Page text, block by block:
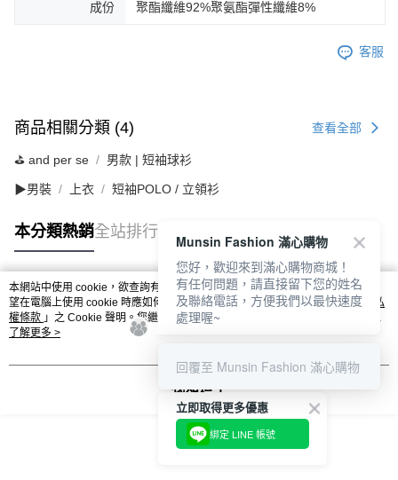
成份 聚酯纖維92%聚氨酯彈性纖維8%
客服
商品相關分類 (4) 查看全部
⛳️ and per se 男款 | 短袖球衫
▶男裝 上衣 短袖POLO / 立領衫
本分類熱銷全站排行
熱門標籤
本網站中使用 cookie，欲查詢有關本網站使用 cookie 方式之詳情，及若您不希
望在電腦上使用 cookie 時應如何變更電腦的 cookie 設定，請參閱本網站「
隱私
權條款 」之 Cookie 聲明。您繼續使用本網站即表示您同意本公司得按本網站使
用條款之 Cookie 聲明使用 cookie。
了解更多 >
我知道了
立即取得更多優惠
綁定 LINE 帳號
Munsin Fashion 滿心購物
您好，歡迎來到滿心購物商城！
有任何問題，請直接留下您的姓名
及聯絡電話，方便我們以最快速度
處理喔~
回覆至 Munsin Fashion 滿心購物